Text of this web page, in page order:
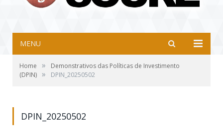
MENU
Home »
Demonstrativos das Políticas de Investimento
(DPIN) » DPIN_20250502
DPIN_20250502